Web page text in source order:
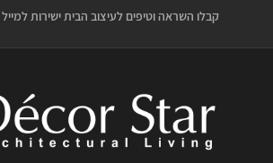
קבלו השראה וטיפים לעיצוב הבית ישירות למייל